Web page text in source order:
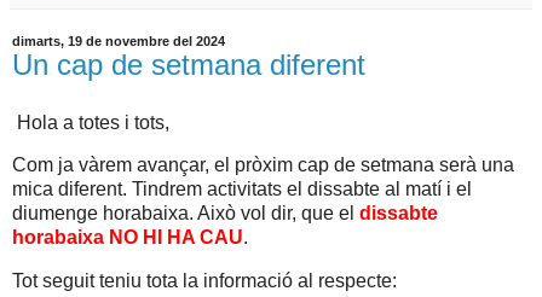
dimarts, 19 de novembre del 2024
Un cap de setmana diferent
Hola a totes i tots,
Com ja vàrem avançar, el pròxim cap de setmana serà una
mica diferent. Tindrem activitats el dissabte al matí i el
diumenge horabaixa. Això vol dir, que el dissabte
horabaixa NO HI HA CAU.
Tot seguit teniu tota la informació al respecte: